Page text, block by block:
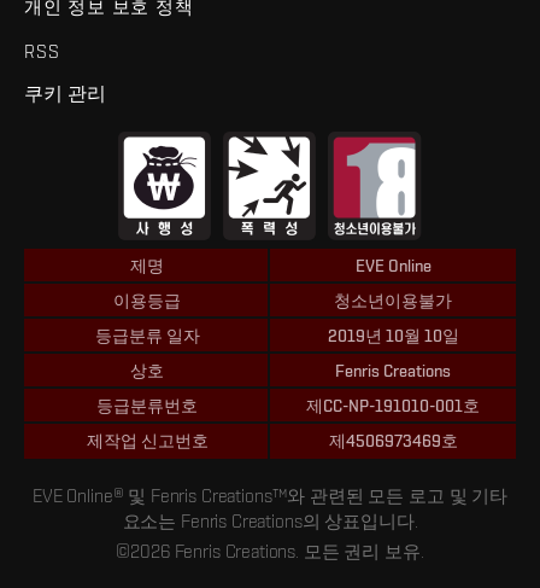
개인 정보 보호 정책
RSS
쿠키 관리
제명
EVE Online
이용등급
청소년이용불가
등급분류 일자
2019년 10월 10일
상호
Fenris Creations
등급분류번호
제CC-NP-191010-001호
제작업 신고번호
제4506973469호
EVE Online® 및 Fenris Creations™와 관련된 모든 로고 및 기타
요소는 Fenris Creations의 상표입니다.
©2026 Fenris Creations. 모든 권리 보유.